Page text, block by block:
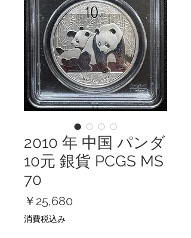
2010 年 中国 パンダ
10元 銀貨 PCGS MS
70
￥25,680
消費税込み